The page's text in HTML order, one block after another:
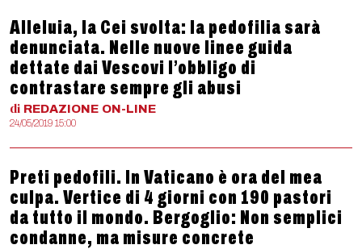
Alleluia, la Cei svolta: la pedofilia sarà
denunciata. Nelle nuove linee guida
dettate dai Vescovi l’obbligo di
contrastare sempre gli abusi
di REDAZIONE ON-LINE
24/05/2019 15:00
Preti pedofili. In Vaticano è ora del mea
culpa. Vertice di 4 giorni con 190 pastori
da tutto il mondo. Bergoglio: Non semplici
condanne, ma misure concrete